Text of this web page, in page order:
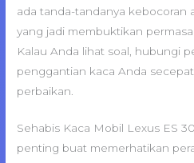
ada tanda-tandanya kebocoran
yang jadi membuktikan
Kalau Anda lihat soal, hubungi
penggantian kaca Anda
perbaikan.
Sehabis Kaca Mobil Lexus ES
penting buat memerhatikan